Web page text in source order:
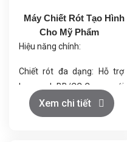
Máy Chiết Rót Tạo Hình
Cho Mỹ Phẩm
Hiệu năng chính:
Chiết rót đa dạng: Hỗ trợ
kem, gel, BB/CC Cream với
hoa văn 3D, xoắn ốc, hình
cầu.
Xem chi tiết